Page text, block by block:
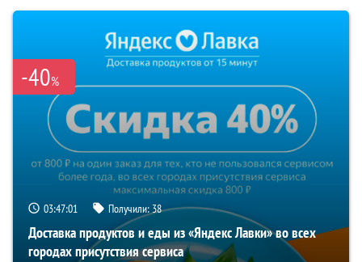
-40%
03:47:01 Получили:38
Доставка продуктов и еды из «Яндекс Лавки» во всех
городах присутствия сервиса